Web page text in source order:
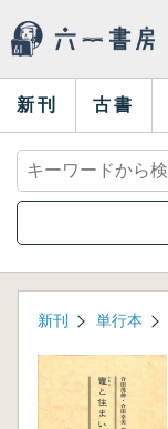
新刊 古書
新刊 単行本